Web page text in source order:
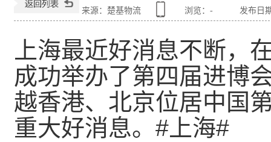
来源：楚基物流 浏览： - 发布日
上海最近好消息不断，
成功举办了第四届进博
越香港、北京位居中国
重大好消息。 #上海#